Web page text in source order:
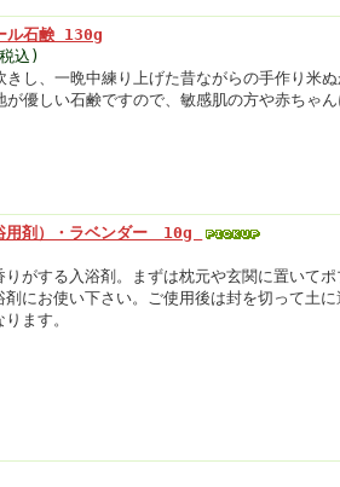
ル石鹸 130g
込)
きし、一晩中練り上げた昔ながらの手作り米ぬ
が優しい石鹸ですので、敏感肌の方や赤ちゃん
用剤）・ラベンダー 10g
りがする入浴剤。まずは枕元や玄関に置いて
剤にお使い下さい。ご使用後は封を切って土
ます。